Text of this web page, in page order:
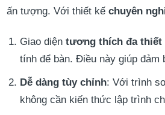
ấn tượng. Với thiết kế chuyên
Giao diệntương thích đa thiết
tính để bàn. Điều này giúp
Dễ dàng tùy chỉnh: Với trình
không cần kiến thức lập trình